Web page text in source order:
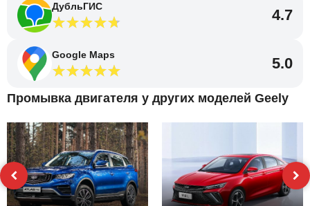
ДубльГИС 4.7
Google Maps 5.0
Промывка двигателя у других моделей Geely